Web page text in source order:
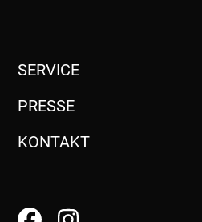
SERVICE
PRESSE
KONTAKT